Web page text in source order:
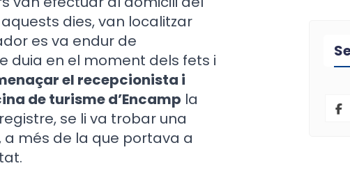
dies, van localitzar
es va endur de
duia en el moment dels fets i
el recepcionista i
de turisme d’Encamp la
se li va trobar una
més de la que portava a